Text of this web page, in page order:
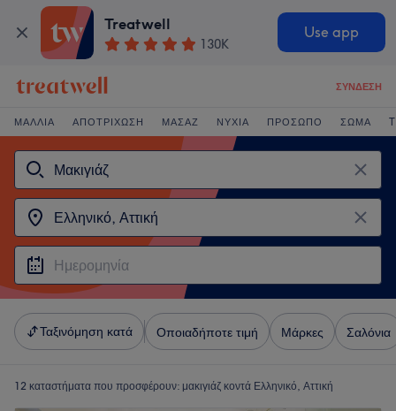
Treatwell
130K
Use app
ΣΎΝΔΕΣΗ
ΜΑΛΛΙΆ ΑΠΟΤΡΊΧΩΣΗ ΜΑΣΆΖ ΝΎΧΙΑ ΠΡΌΣΩΠΟ ΣΏΜΑ
Ταξινόμηση κατά Οποιαδήποτε τιμή Μάρκες Σαλόνια
12 καταστήματα που προσφέρουν: μακιγιάζ κοντά Ελληνικό, Αττική